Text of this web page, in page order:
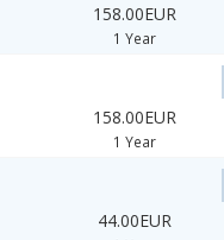
158.00EUR
1 Year
158.00EUR
1 Year
44.00EUR